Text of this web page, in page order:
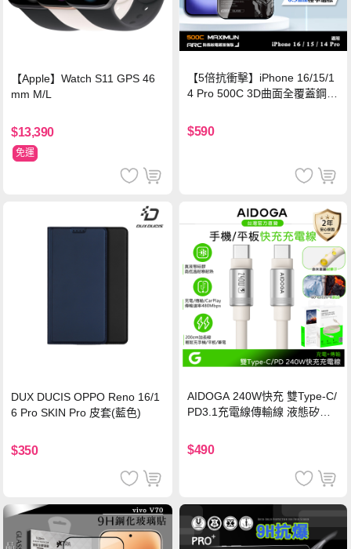
【Apple】Watch S11 GPS 46
mm M/L
$13,390
免運
【5倍抗衝擊】iPhone 16/15/1
4 Pro 500C 3D曲面全覆蓋鋼化
保護貼
$590
DUX DUCIS OPPO Reno 16/1
6 Pro SKIN Pro 皮套(藍色)
$350
AIDOGA 240W快充 雙Type-C/
PD3.1充電線傳輸線 液態矽膠
機/平板/筆電
$490